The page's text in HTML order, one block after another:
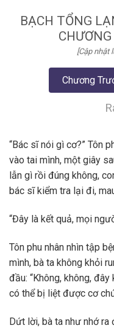
BẠCH TỔNG
[Cập nhật
Chương
“Bác sĩ nói gì cơ?” Tôn
vào tai mình, một giây
lẫn gì rồi đúng không,
bác sĩ kiểm tra lại đi,
“Đây là kết quả, mọi
Tôn phu nhân nhìn tập
mình, bà ta không khỏi
đầu: “Không, không,
có thể bị liệt được cơ
Dứt lời, bà ta như nhớ ra